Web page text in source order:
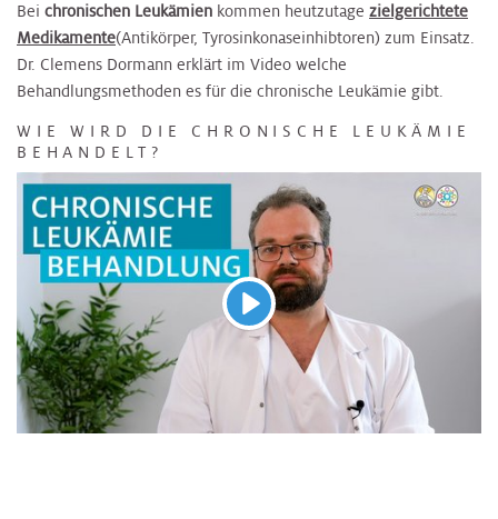
Bei chronischen Leukämien kommen heutzutage zielgerichtete
Medikamente(Antikörper, Tyrosinkonaseinhibtoren) zum Einsatz.
Dr. Clemens Dormann erklärt im Video welche
Behandlungsmethoden es für die chronische Leukämie gibt.
WIE WIRD DIE CHRONISCHE LEUKÄMIE
BEHANDELT?
Abspielen